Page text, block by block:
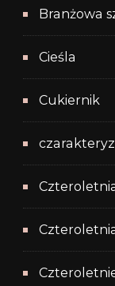
Branżowa
Cieśla
Cukiernik